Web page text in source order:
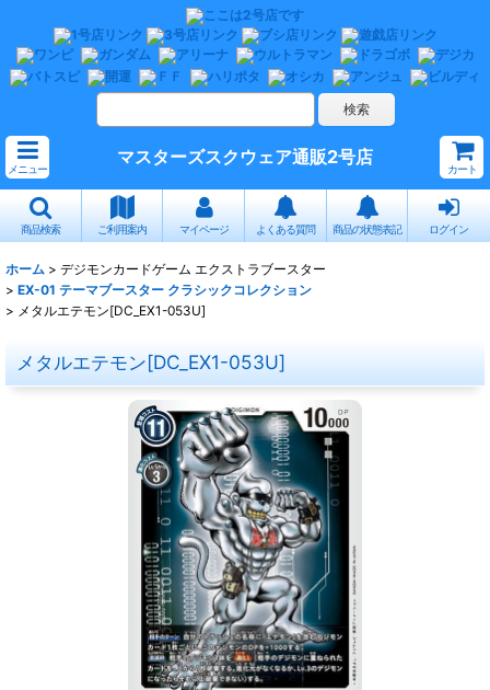
メニュー
マスターズスクウェア通販2号店
カート
商品検索 ご利用案内 マイページ よくある質問 商品の状態表記 ログイン
ホーム > デジモンカードゲーム エクストラブースター
> EX-01 テーマブースター クラシックコレクション
> メタルエテモン[DC_EX1-053U]
メタルエテモン[DC_EX1-053U]